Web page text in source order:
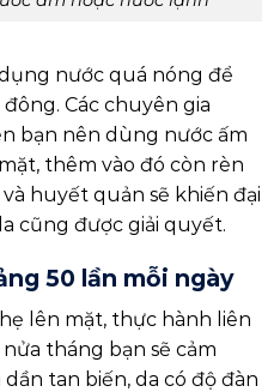
nước quá nóng để
Các chuyên gia
bạn nên dùng nước ấm
thêm vào đó còn rèn
huyết quản sẽ khiến đại
cũng được giải quyết.
50 lần mỗi ngày
lên mặt, thực hành liên
tháng bạn sẽ cảm
tan biến, da có độ đàn